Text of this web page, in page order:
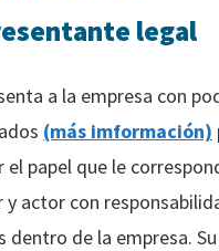
legal
a la empresa con
(más imformación)
el papel que le
y actor con
dentro de la empresa. Su